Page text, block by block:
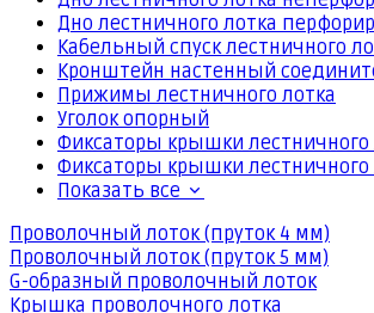
Дно лестничного лотка
Кабельный спуск лестничного
Кронштейн настенный
Прижимы лестничного лотка
Уголок опорный
Фиксаторы крышки лестничного
Фиксаторы крышки лестничного
Показать все
Проволочный лоток (пруток 4 мм)
Проволочный лоток (пруток 5 мм)
G-образный проволочный лоток
Крышка проволочного лотка